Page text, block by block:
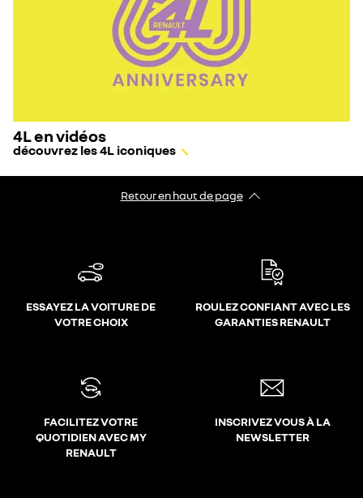
4L en vidéos
découvrez les 4L iconiques
Retour en haut de page
ESSAYEZ LA VOITURE DE
VOTRE CHOIX
ROULEZ CONFIANT AVEC LES
GARANTIES RENAULT
FACILITEZ VOTRE
QUOTIDIEN AVEC MY
RENAULT
INSCRIVEZ VOUS À LA
NEWSLETTER